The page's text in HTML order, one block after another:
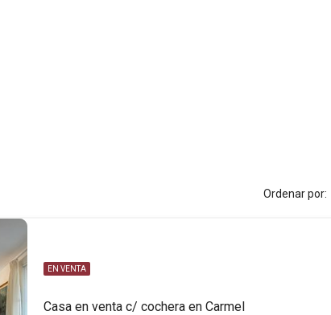
Ordenar por:
EN VENTA
Casa en venta c/ cochera en Carmel